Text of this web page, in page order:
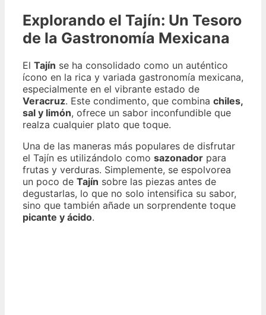
Explorando el Tajín: Un Tesoro
de la Gastronomía Mexicana
El Tajín se ha consolidado como un auténtico
ícono en la rica y variada gastronomía mexicana,
especialmente en el vibrante estado de
Veracruz. Este condimento, que combina chiles,
sal y limón, ofrece un sabor inconfundible que
realza cualquier plato que toque.
Una de las maneras más populares de disfrutar
el Tajín es utilizándolo como sazonador para
frutas y verduras. Simplemente, se espolvorea
un poco de Tajín sobre las piezas antes de
degustarlas, lo que no solo intensifica su sabor,
sino que también añade un sorprendente toque
picante y ácido.